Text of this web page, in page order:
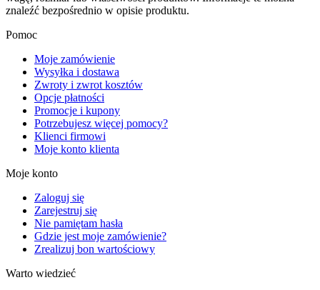
znaleźć bezpośrednio w opisie produktu.
Pomoc
Moje zamówienie
Wysyłka i dostawa
Zwroty i zwrot kosztów
Opcje płatności
Promocje i kupony
Potrzebujesz więcej pomocy?
Klienci firmowi
Moje konto klienta
Moje konto
Zaloguj się
Zarejestruj się
Nie pamiętam hasła
Gdzie jest moje zamówienie?
Zrealizuj bon wartościowy
Warto wiedzieć